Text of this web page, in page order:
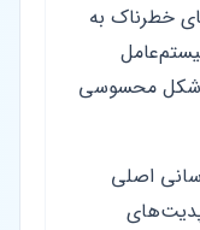
خطرناک به
شکل محسوسی
اصلی